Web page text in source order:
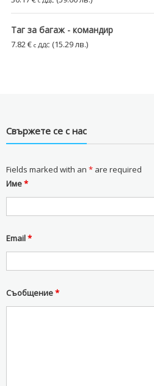
Таг за багаж - командир
7.82 € с ДДС (15.29 лв.)
Свържете се с нас
Fields marked with an *are required
Име*
Email*
Съобщение*